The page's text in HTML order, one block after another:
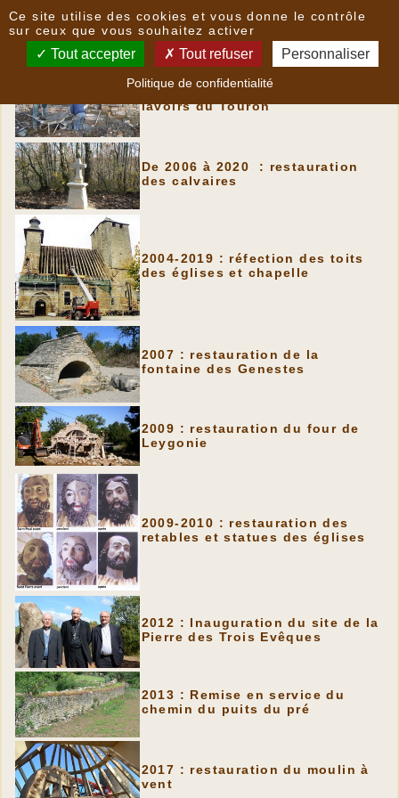
Sauvegarde du patrimoine
En 2005 : restauration des
lavoirs du Touron
De 2006 à 2020 : restauration
des calvaires
2004-2019 : réfection des toits
des églises et chapelle
2007 : restauration de la
fontaine des Genestes
2009 : restauration du four de
Leygonie
2009-2010 : restauration des
retables et statues des églises
2012 : Inauguration du site de la
Pierre des Trois Evêques
2013 : Remise en service du
chemin du puits du pré
2017 : restauration du moulin à
vent
Ce site utilise des cookies et vous donne le contrôle
sur ceux que vous souhaitez activer
Tout accepter Tout refuser Personnaliser
Politique de confidentialité